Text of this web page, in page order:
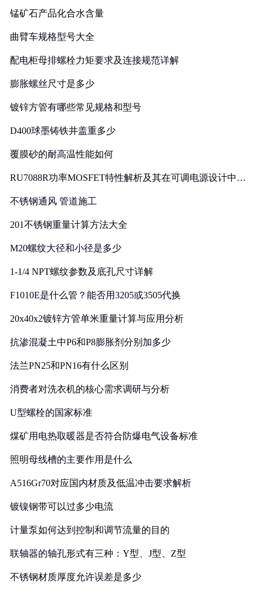
锰矿石产品化合水含量
曲臂车规格型号大全
配电柜母排螺栓力矩要求及连接规范详解
膨胀螺丝尺寸是多少
镀锌方管有哪些常见规格和型号
D400球墨铸铁井盖重多少
覆膜砂的耐高温性能如何
RU7088R功率MOSFET特性解析及其在可调电源设计中的
不锈钢通风 管道施工
201不锈钢重量计算方法大全
M20螺纹大径和小径是多少
1-1/4 NPT螺纹参数及底孔尺寸详解
F1010E是什么管？能否用3205或3505代换
20x40x2镀锌方管单米重量计算与应用分析
抗渗混凝土中P6和P8膨胀剂分别加多少
法兰PN25和PN16有什么区别
消费者对洗衣机的核心需求调研与分析
U型螺栓的国家标准
煤矿用电热取暖器是否符合防爆电气设备标准
照明母线槽的主要作用是什么
A516Gr70对应国内材质及低温冲击要求解析
镀镍钢带可以过多少电流
计量泵如何达到控制和调节流量的目的
联轴器的轴孔形式有三种：Y型、J型、Z型
不锈钢材质厚度允许误差是多少